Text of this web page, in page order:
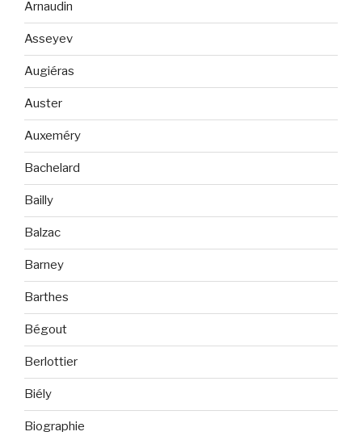
Arnaudin
Asseyev
Augiéras
Auster
Auxeméry
Bachelard
Bailly
Balzac
Barney
Barthes
Bégout
Berlottier
Biély
Biographie